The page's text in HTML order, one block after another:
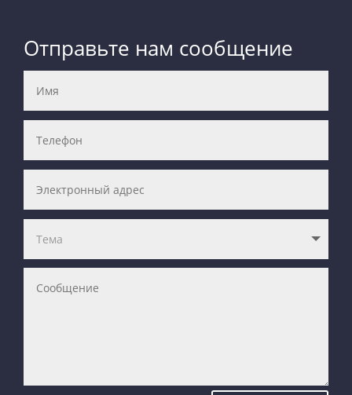
Отправьте нам сообщение